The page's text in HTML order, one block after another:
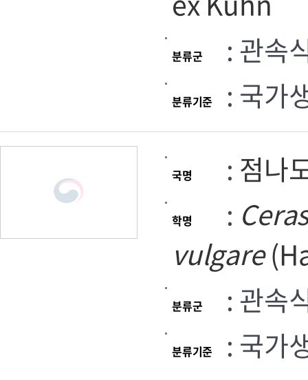
분류군 : 관속
분류기준 : 국가
국명 : 점나
학명 :
vulgare
분류군 : 관속
분류기준 : 국가